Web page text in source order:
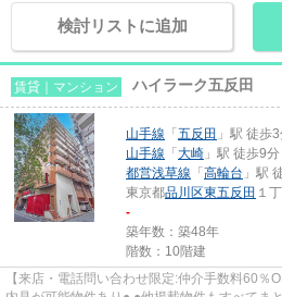
検討リストに追加
賃貸｜マンション ハイラーク五反田
山手線 「 五反田 」駅 徒歩
山手線 「 大崎 」駅 徒歩9分
都営浅草線 「 高輪台 」駅
東京都品川区東五反田 １
-
築年数：築48年
階数：10階建
【来店・電話問い合わせ限定:仲介手数料60％